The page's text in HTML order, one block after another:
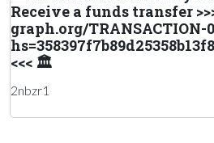
Receive a funds transfer
graph.org/TRANSACTION-
<<< 🏛️
2nbzr1